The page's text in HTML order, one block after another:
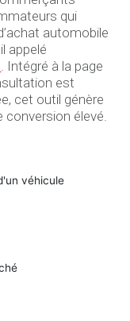
qui
automobile
appelé
. Intégré à la page
est
cet outil génère
conversion élevé.